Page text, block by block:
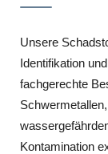
Unsere
Identifikation
fachgerechte
Kontamination